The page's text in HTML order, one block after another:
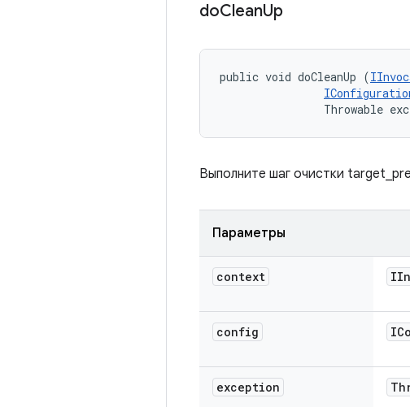
doCleanUp
public void doCleanUp (
Throwable
Выполните шаг очистки
Параметры
context
config
exception